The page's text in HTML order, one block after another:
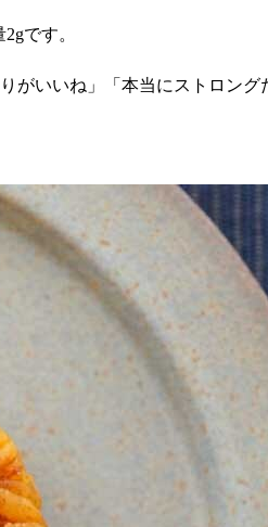
です。
いいね」「本当にストロング